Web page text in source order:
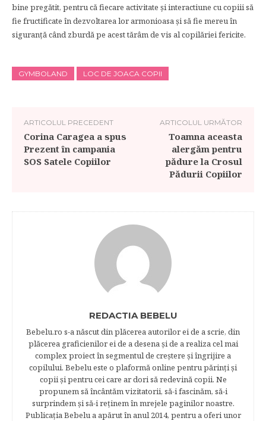
bine pregătit, pentru că fiecare activitate și interactiune cu copiii să
fie fructificate în dezvoltarea lor armonioasa și să fie mereu în
siguranță când zburdă pe acest tărâm de vis al copilăriei fericite.
GYMBOLAND LOC DE JOACA COPII
ARTICOLUL PRECEDENT
Corina Caragea a spus
Prezent în campania
SOS Satele Copiilor
ARTICOLUL URMĂTOR
Toamna aceasta
alergăm pentru
pădure la Crosul
Pădurii Copiilor
REDACTIA BEBELU
Bebelu.ro s-a născut din plăcerea autorilor ei de a scrie, din
plăcerea graficienilor ei de a desena şi de a realiza cel mai
complex proiect în segmentul de creştere şi îngrijire a
copilului. Bebelu este o plaformă online pentru părinţi şi
copii şi pentru cei care ar dori să redevină copii. Ne
propunem să încântăm vizitatorii, să-i fascinăm, să-i
surprindem şi să-i reţinem în mrejele paginilor noastre.​
Publicația Bebelu a apărut în anul 2014, pentru a oferi unor